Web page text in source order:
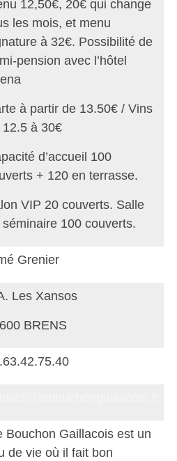
12,50€, 20€ qui change
les mois, et menu
à 32€. Possibilité de
pension avec l’hôtel
à partir de 13.50€ / Vins
12.5 à 30€
d’accueil 100
+ 120 en terrasse.
VIP 20 couverts. Salle
séminaire 100 couverts.
Grenier
Les Xansos
BRENS
Bouchon Gaillacois est un
de vie où il fait bon